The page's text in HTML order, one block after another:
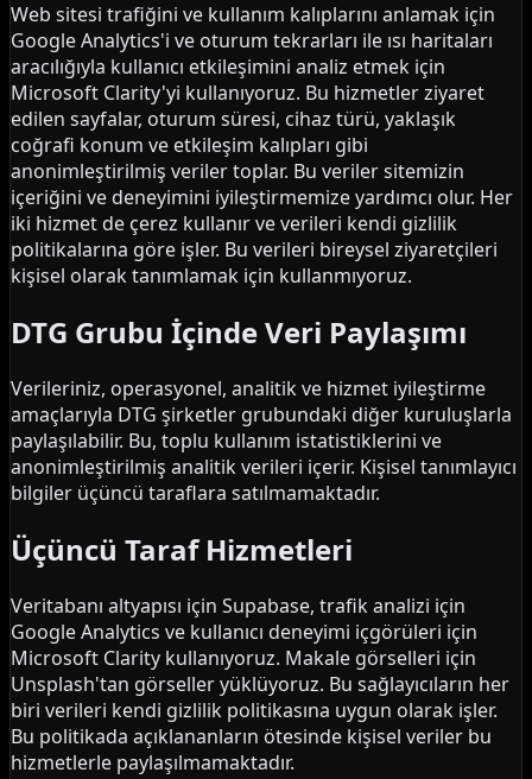
Web sitesi trafiğini ve kullanım kalıplarını anlamak için
Google Analytics'i ve oturum tekrarları ile ısı haritaları
aracılığıyla kullanıcı etkileşimini analiz etmek için
Microsoft Clarity'yi kullanıyoruz. Bu hizmetler ziyaret
edilen sayfalar, oturum süresi, cihaz türü, yaklaşık
coğrafi konum ve etkileşim kalıpları gibi
anonimleştirilmiş veriler toplar. Bu veriler sitemizin
içeriğini ve deneyimini iyileştirmemize yardımcı olur. Her
iki hizmet de çerez kullanır ve verileri kendi gizlilik
politikalarına göre işler. Bu verileri bireysel ziyaretçileri
kişisel olarak tanımlamak için kullanmıyoruz.
DTG Grubu İçinde Veri Paylaşımı
Verileriniz, operasyonel, analitik ve hizmet iyileştirme
amaçlarıyla DTG şirketler grubundaki diğer kuruluşlarla
paylaşılabilir. Bu, toplu kullanım istatistiklerini ve
anonimleştirilmiş analitik verileri içerir. Kişisel tanımlayıcı
bilgiler üçüncü taraflara satılmamaktadır.
Üçüncü Taraf Hizmetleri
Veritabanı altyapısı için Supabase, trafik analizi için
Google Analytics ve kullanıcı deneyimi içgörüleri için
Microsoft Clarity kullanıyoruz. Makale görselleri için
Unsplash'tan görseller yüklüyoruz. Bu sağlayıcıların her
biri verileri kendi gizlilik politikasına uygun olarak işler.
Bu politikada açıklananların ötesinde kişisel veriler bu
hizmetlerle paylaşılmamaktadır.